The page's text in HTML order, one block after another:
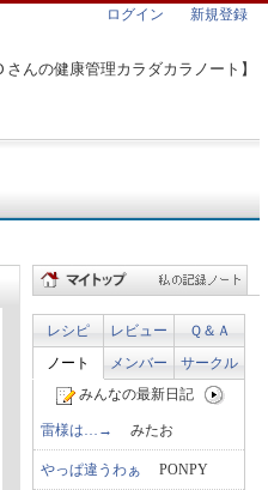
んの健康管理カラダカラノート】
ログイン 新規登録
レシピ レビュー
Ｑ＆Ａ
ノート
メンバー
サークル
みんなの最新日記
雷様は…→ みたお
やっぱ違うわぁ PONPY